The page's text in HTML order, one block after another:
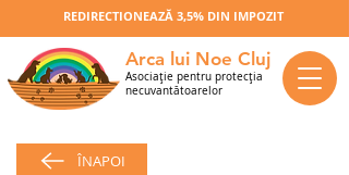
Arca lui Noe Cluj
Asociaţie pentru protecţia
necuvantătoarelor
REDIRECTIONEAZĂ 3,5% DIN IMPOZIT
ÎNAPOI